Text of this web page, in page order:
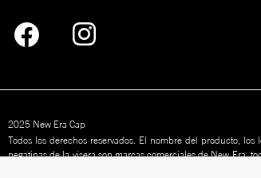
2025 New Era Cap
Todos los derechos reservados. El nombre del producto, los
pegatinas de la visera son marcas comerciales de New Era,